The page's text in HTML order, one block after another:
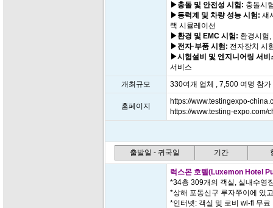
▶충돌 및 안전성 시험: 충돌시
▶동력계 및 차량 성능 시험: 섀
랙 시뮬레이션
▶환경 및 EMC 시험: 환경시험,
▶전자·부품 시험: 전자장치 시
▶시험설비 및 엔지니어링 서비
서비스
개최규모
330여개 업체 , 7,500 여명 참가
홈페이지
https://www.testingexpo-
https://www.testing-expo.com/
출발일 - 귀국일 기간
럭스몬 호텔(Luxemon Hotel
*34층 309개의 객실, 실내수영
*상해 포동신구 루자쭈이에 있
*인터넷: 객실 및 로비 wi-fi 무료